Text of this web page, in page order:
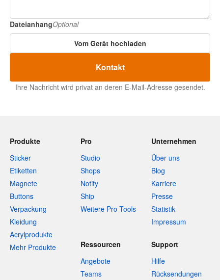
DateianhangOptional
Vom Gerät hochladen
Kontakt
Ihre Nachricht wird privat an deren E-Mail-Adresse gesendet.
Produkte
Sticker
Etiketten
Magnete
Buttons
Verpackung
Kleidung
Acrylprodukte
Mehr Produkte
Pro
Studio
Shops
Notify
Ship
Weitere Pro-Tools
Unternehmen
Über uns
Blog
Karriere
Presse
Statistik
Impressum
Ressourcen
Angebote
Teams
Support
Hilfe
Rücksendungen